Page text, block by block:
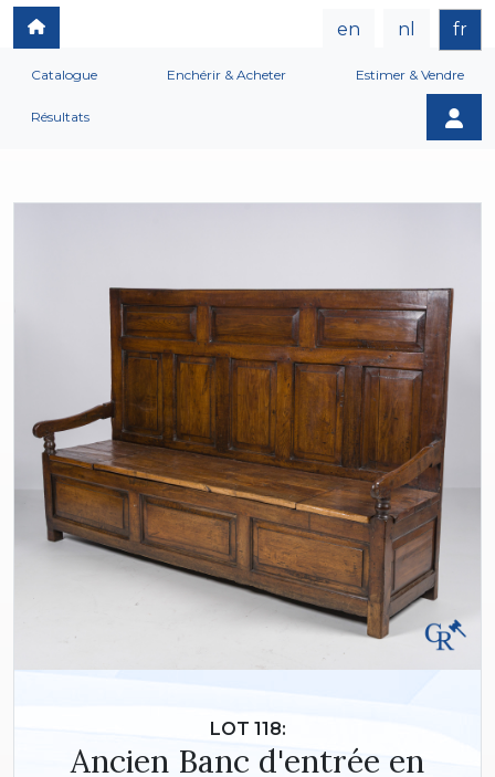
en nl fr
Catalogue Enchérir & Acheter Estimer & Vendre
Résultats
LOT 118:
Ancien Banc d'entrée en